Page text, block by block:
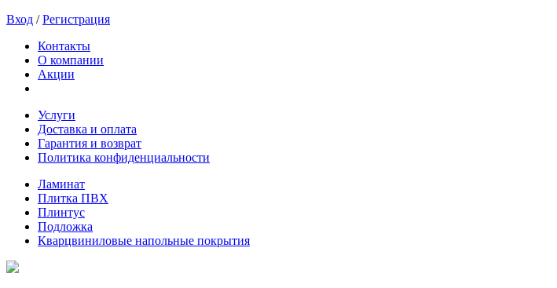
Вход /Регистрация
Контакты
О компании
Акции
Услуги
Доставка и оплата
Гарантия и возврат
Политика конфиденциальности
Ламинат
Плитка ПВХ
Плинтус
Подложка
Кварцвиниловые напольные покрытия